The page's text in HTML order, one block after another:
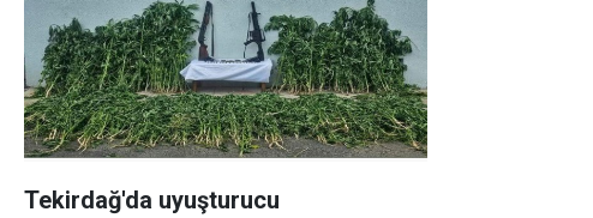
Tekirdağ'da uyuşturucu